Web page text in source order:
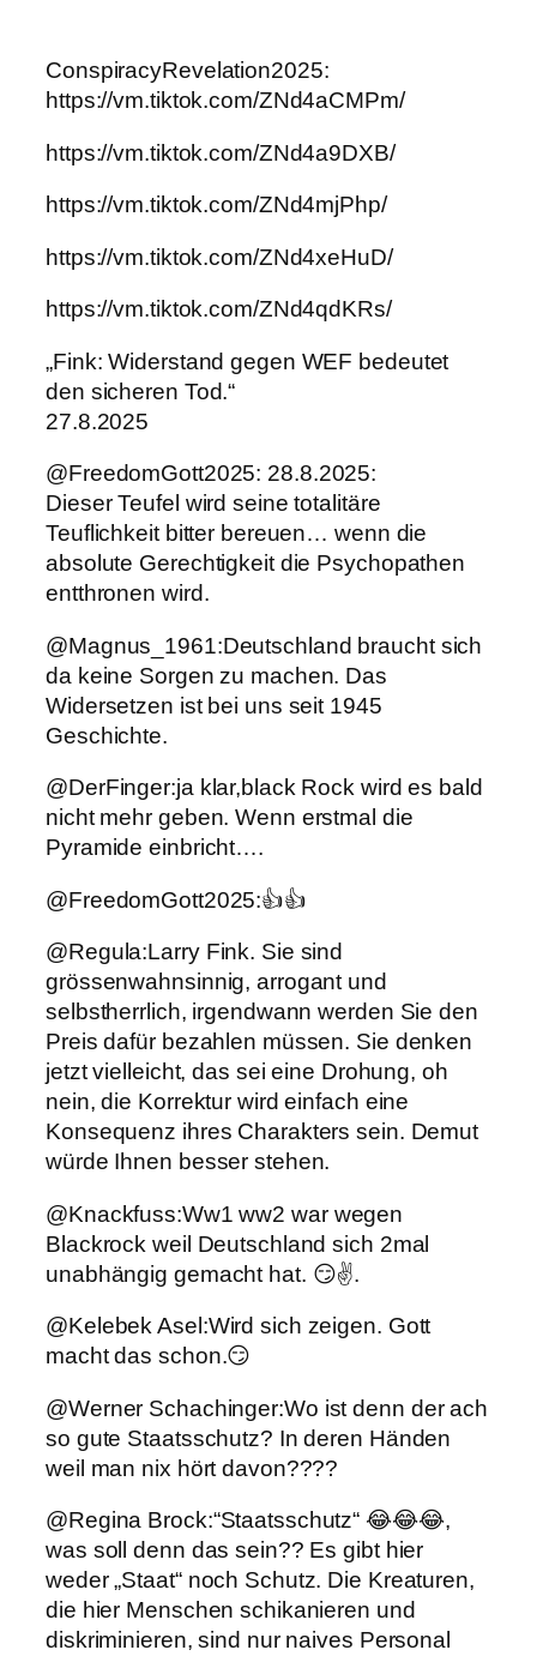
ConspiracyRevelation2025:
https://vm.tiktok.com/ZNd4aCMPm/
https://vm.tiktok.com/ZNd4a9DXB/
https://vm.tiktok.com/ZNd4mjPhp/
https://vm.tiktok.com/ZNd4xeHuD/
https://vm.tiktok.com/ZNd4qdKRs/
„Fink: Widerstand gegen WEF bedeutet
den sicheren Tod.“
27.8.2025
@FreedomGott2025: 28.8.2025:
Dieser Teufel wird seine totalitäre
Teuflichkeit bitter bereuen… wenn die
absolute Gerechtigkeit die Psychopathen
entthronen wird.
@Magnus_1961:Deutschland braucht sich
da keine Sorgen zu machen. Das
Widersetzen ist bei uns seit 1945
Geschichte.
@DerFinger:ja klar,black Rock wird es bald
nicht mehr geben. Wenn erstmal die
Pyramide einbricht….
@FreedomGott2025:👍👍
@Regula:Larry Fink. Sie sind
grössenwahnsinnig, arrogant und
selbstherrlich, irgendwann werden Sie den
Preis dafür bezahlen müssen. Sie denken
jetzt vielleicht, das sei eine Drohung, oh
nein, die Korrektur wird einfach eine
Konsequenz ihres Charakters sein. Demut
würde Ihnen besser stehen.
@Knackfuss:Ww1 ww2 war wegen
Blackrock weil Deutschland sich 2mal
unabhängig gemacht hat. 😏✌.
@Kelebek Asel:Wird sich zeigen. Gott
macht das schon.😏
@Werner Schachinger:Wo ist denn der ach
so gute Staatsschutz? In deren Händen
weil man nix hört davon????
@Regina Brock:“Staatsschutz“ 😂😂😂,
was soll denn das sein?? Es gibt hier
weder „Staat“ noch Schutz. Die Kreaturen,
die hier Menschen schikanieren und
diskriminieren, sind nur naives Personal